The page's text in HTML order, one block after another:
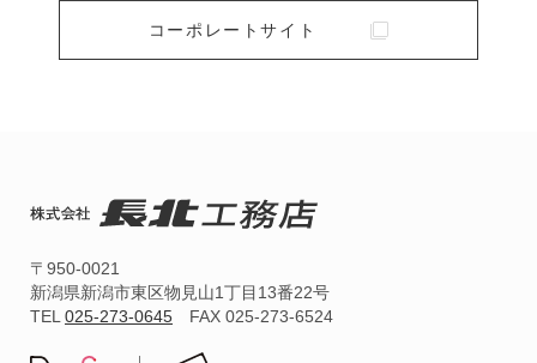
コーポレートサイト
〒950-0021
新潟県新潟市東区物見山1丁目13番22号
TEL 025-273-0645 FAX 025-273-6524